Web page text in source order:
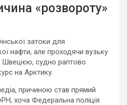
«розвороту»
затоки для
нафти, але проходячи вузьку
судно раптово
на Арктику.
причиною став прямий
хоча Федеральна поліція